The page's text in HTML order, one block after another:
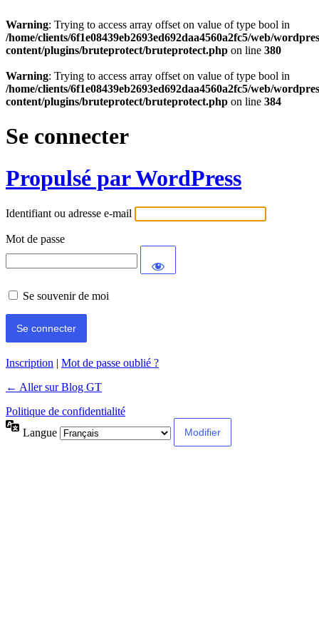
Warning: Trying to access array offset on value of type bool in
/home/clients/6f1e08439eb2693ed692daa4560a2fc5/web/
content/plugins/bruteprotect/bruteprotect.php on line 380
Warning: Trying to access array offset on value of type bool in
/home/clients/6f1e08439eb2693ed692daa4560a2fc5/web/
content/plugins/bruteprotect/bruteprotect.php on line 384
Se connecter
Propulsé par WordPress
Identifiant ou adresse e-mail
Mot de passe
Se souvenir de moi
Inscription | Mot de passe oublié ?
← Aller sur Blog GT
Politique de confidentialité
Langue